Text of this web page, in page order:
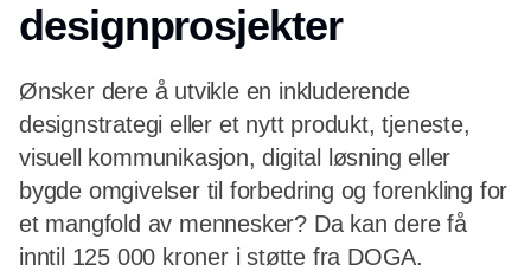
designprosjekter
Ønsker dere å utvikle en inkluderende
designstrategi eller et nytt produkt, tjeneste,
visuell kommunikasjon, digital løsning eller
bygde omgivelser til forbedring og forenkling for
et mangfold av mennesker? Da kan dere få
inntil 125 000 kroner i støtte fra DOGA.